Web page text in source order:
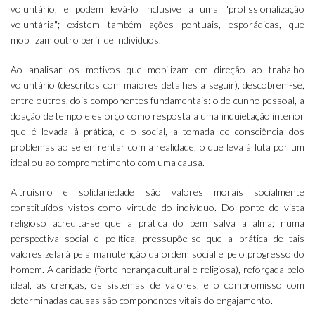
voluntário, e podem levá-lo inclusive a uma "profissionalização
voluntária"; existem também ações pontuais, esporádicas, que
mobilizam outro perfil de indivíduos.
Ao analisar os motivos que mobilizam em direção ao trabalho
voluntário (descritos com maiores detalhes a seguir), descobrem-se,
entre outros, dois componentes fundamentais: o de cunho pessoal, a
doação de tempo e esforço como resposta a uma inquietação interior
que é levada à prática, e o social, a tomada de consciência dos
problemas ao se enfrentar com a realidade, o que leva à luta por um
ideal ou ao comprometimento com uma causa.
Altruísmo e solidariedade são valores morais socialmente
constituídos vistos como virtude do indivíduo. Do ponto de vista
religioso acredita-se que a prática do bem salva a alma; numa
perspectiva social e política, pressupõe-se que a prática de tais
valores zelará pela manutenção da ordem social e pelo progresso do
homem. A caridade (forte herança cultural e religiosa), reforçada pelo
ideal, as crenças, os sistemas de valores, e o compromisso com
determinadas causas são componentes vitais do engajamento.